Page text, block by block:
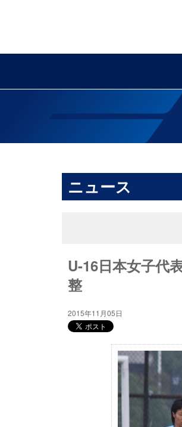
ニュース
U-16日本女子代
整
2015年11月05日